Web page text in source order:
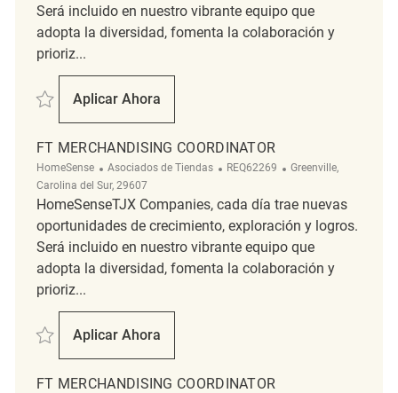
Será incluido en nuestro vibrante equipo que
adopta la diversidad, fomenta la colaboración y
prioriz...
Salvar Retail Merchandising Associate REQ64033
Aplicar Ahora
Retail Merchandising Associate
FT MERCHANDISING COORDINATOR
HomeSense Categoría
Asociados de Tiendas ReqId
REQ62269 Ubicación
Greenville,
Carolina del Sur, 29607
HomeSenseTJX Companies, cada día trae nuevas
oportunidades de crecimiento, exploración y logros.
Será incluido en nuestro vibrante equipo que
adopta la diversidad, fomenta la colaboración y
prioriz...
Salvar FT Merchandising Coordinator REQ62269
Aplicar Ahora
FT Merchandising Coordinator
FT MERCHANDISING COORDINATOR